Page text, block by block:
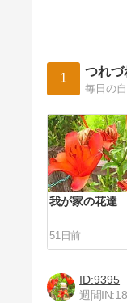
1 つれ
毎日の
我が家の花達
51日前
9395
週間IN: